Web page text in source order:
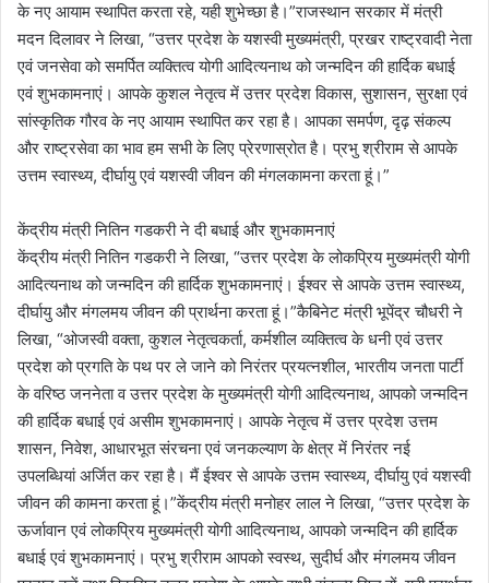
के नए आयाम स्थापित करता रहे, यही शुभेच्छा है।”राजस्थान सरकार में मंत्री
मदन दिलावर ने लिखा, “उत्तर प्रदेश के यशस्वी मुख्यमंत्री, प्रखर राष्ट्रवादी नेता
एवं जनसेवा को समर्पित व्यक्तित्व योगी आदित्यनाथ को जन्मदिन की हार्दिक बधाई
एवं शुभकामनाएं। आपके कुशल नेतृत्व में उत्तर प्रदेश विकास, सुशासन, सुरक्षा एवं
सांस्कृतिक गौरव के नए आयाम स्थापित कर रहा है। आपका समर्पण, दृढ़ संकल्प
और राष्ट्रसेवा का भाव हम सभी के लिए प्रेरणास्रोत है। प्रभु श्रीराम से आपके
उत्तम स्वास्थ्य, दीर्घायु एवं यशस्वी जीवन की मंगलकामना करता हूं।”
केंद्रीय मंत्री नितिन गडकरी ने दी बधाई और शुभकामनाएं
केंद्रीय मंत्री नितिन गडकरी ने लिखा, “उत्तर प्रदेश के लोकप्रिय मुख्यमंत्री योगी
आदित्यनाथ को जन्मदिन की हार्दिक शुभकामनाएं। ईश्वर से आपके उत्तम स्वास्थ्य,
दीर्घायु और मंगलमय जीवन की प्रार्थना करता हूं।”कैबिनेट मंत्री भूपेंद्र चौधरी ने
लिखा, “ओजस्वी वक्ता, कुशल नेतृत्वकर्ता, कर्मशील व्यक्तित्व के धनी एवं उत्तर
प्रदेश को प्रगति के पथ पर ले जाने को निरंतर प्रयत्नशील, भारतीय जनता पार्टी
के वरिष्ठ जननेता व उत्तर प्रदेश के मुख्यमंत्री योगी आदित्यनाथ, आपको जन्मदिन
की हार्दिक बधाई एवं असीम शुभकामनाएं। आपके नेतृत्व में उत्तर प्रदेश उत्तम
शासन, निवेश, आधारभूत संरचना एवं जनकल्याण के क्षेत्र में निरंतर नई
उपलब्धियां अर्जित कर रहा है। मैं ईश्वर से आपके उत्तम स्वास्थ्य, दीर्घायु एवं यशस्वी
जीवन की कामना करता हूं।”केंद्रीय मंत्री मनोहर लाल ने लिखा, “उत्तर प्रदेश के
ऊर्जावान एवं लोकप्रिय मुख्यमंत्री योगी आदित्यनाथ, आपको जन्मदिन की हार्दिक
बधाई एवं शुभकामनाएं। प्रभु श्रीराम आपको स्वस्थ, सुदीर्घ और मंगलमय जीवन